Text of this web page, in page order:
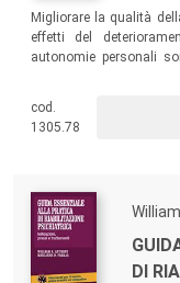
Migliorare la qualità
effetti del
autonomie personali
l’unico intervento su
metodiche di
decadimento mentale
cod.
1305.78
DI